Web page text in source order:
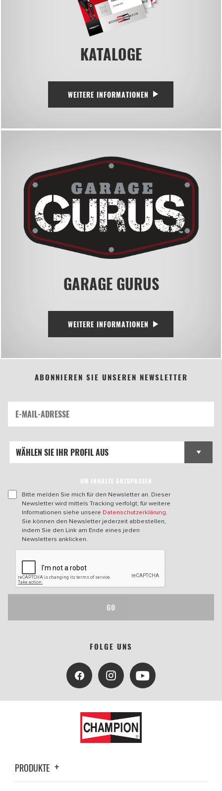
KATALOGE
WEITERE INFORMATIONEN
GARAGE GURUS
WEITERE INFORMATIONEN
ABONNIEREN SIE UNSEREN NEWSLETTER
UM INHALTE ANZUPASSEN
Bitte melden Sie mich für den Newsletter an. Dieser
Newsletter wird mittels Tracking verfolgt; für weitere
Informationen siehe unsere Datenschutzerklärung.
Sie können den Newsletter jederzeit abbestellen,
indem Sie den Link am Ende eines jeden
Newsletters anklicken.
GO
FOLGE UNS
PRODUKTE